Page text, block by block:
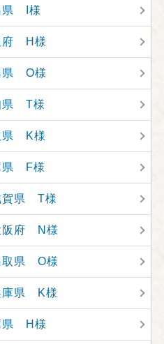
県 I様
府 H様
県 O様
県 T様
県 K様
県 F様
賀県 T様
阪府 N様
取県 O様
庫県 K様
県 H様